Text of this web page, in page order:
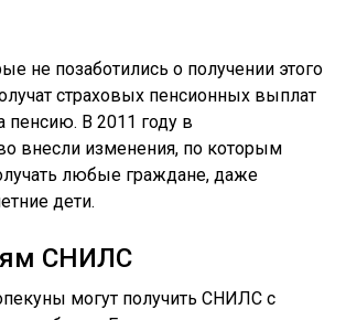
не позаботились о получении этого
страховых пенсионных выплат
пенсию. В 2011 году в
внесли изменения, по которым
любые граждане, даже
дети.
СНИЛС
могут получить СНИЛС с